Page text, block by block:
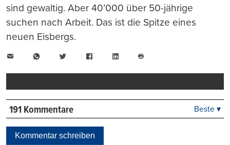
sind gewaltig. Aber 40’000 über 50-jährige
suchen nach Arbeit. Das ist die Spitze eines
neuen Eisbergs.
WhatsAppTwitter FacebookLinkedIn
drucken
191 Kommentare Beste ▾
Kommentar schreiben